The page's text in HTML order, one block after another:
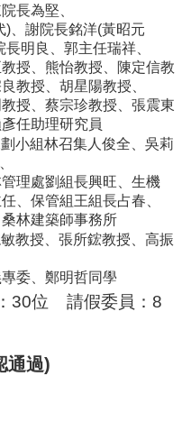
長為堅、
) 、謝院長銘洋(黃昭元
長明良、郭主任瑞祥、
教授、熊怡教授 、陳定信教
教授、胡星陽教授、
授
蔡宗珍教授
張震東
任助理研究員
小組林召集人俊全 、吳莉
理處劉組長興旺、生機
、保管組王組長占春、
林建築師事務所
教授、張所鋐教授、高振
委、鄭明哲同學
30位 請假委員： 8
通過)